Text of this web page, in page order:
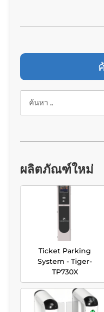
ผลิตภัณฑ์ใหม่
Ticket Parking
System - Tiger-
TP730X